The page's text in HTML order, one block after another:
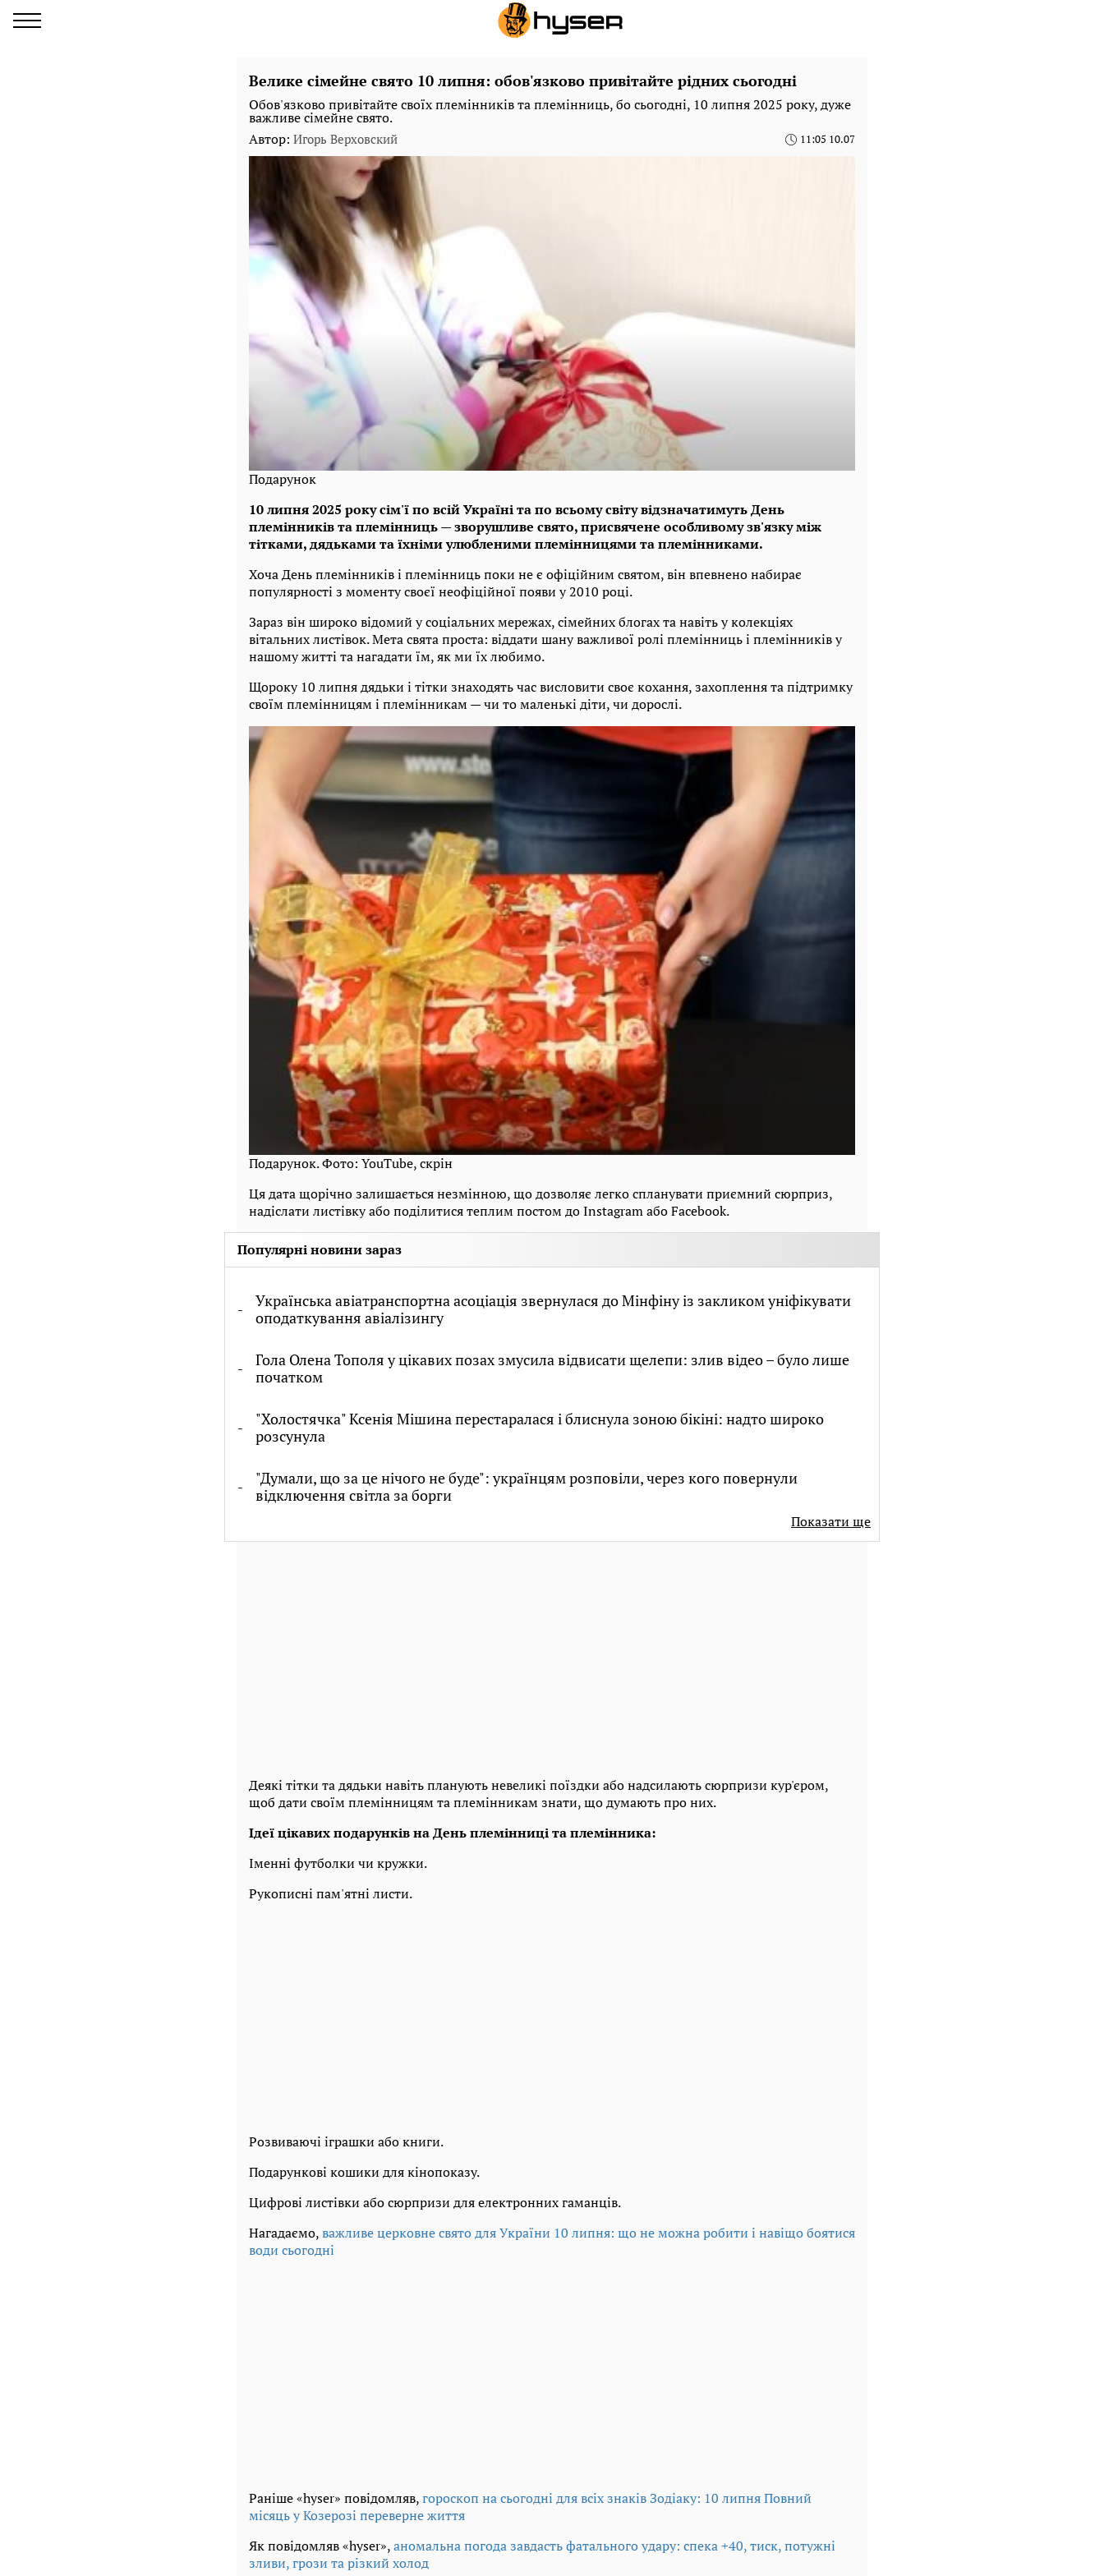
Велике сімейне свято 10 липня: обов'язково привітайте рідних сьогодні
Обов'язково привітайте своїх племінників та племінниць, бо сьогодні, 10 липня 2025 року, дуже
важливе сімейне свято.
Автор: Игорь Верховский 11:05 10.07
Подарунок
10 липня 2025 року сім'ї по всій Україні та по всьому світу відзначатимуть День
племінників та племінниць — зворушливе свято, присвячене особливому зв'язку між
тітками, дядьками та їхніми улюбленими племінницями та племінниками.
Хоча День племінників і племінниць поки не є офіційним святом, він впевнено набирає
популярності з моменту своєї неофіційної появи у 2010 році.
Зараз він широко відомий у соціальних мережах, сімейних блогах та навіть у колекціях
вітальних листівок. Мета свята проста: віддати шану важливої ​​ролі племінниць і племінників у
нашому житті та нагадати їм, як ми їх любимо.
Щороку 10 липня дядьки і тітки знаходять час висловити своє кохання, захоплення та підтримку
своїм племінницям і племінникам — чи то маленькі діти, чи дорослі.
Подарунок. Фото: YouTube, скрін
Ця дата щорічно залишається незмінною, що дозволяє легко спланувати приємний сюрприз,
надіслати листівку або поділитися теплим постом до Instagram або Facebook.
Популярні новини зараз
Українська авіатранспортна асоціація звернулася до Мінфіну із закликом уніфікувати
оподаткування авіалізингу
Гола Олена Тополя у цікавих позах змусила відвисати щелепи: злив відео – було лише
початком
"Холостячка" Ксенія Мішина перестаралася і блиснула зоною бікіні: надто широко
розсунула
"Думали, що за це нічого не буде": українцям розповіли, через кого повернули
відключення світла за борги
Показати ще
Деякі тітки та дядьки навіть планують невеликі поїздки або надсилають сюрпризи кур'єром,
щоб дати своїм племінницям та племінникам знати, що думають про них.
Ідеї ​​цікавих подарунків на День племінниці та племінника:
Іменні футболки чи кружки.
Рукописні пам'ятні листи.
Розвиваючі іграшки або книги.
Подарункові кошики для кінопоказу.
Цифрові листівки або сюрпризи для електронних гаманців.
Нагадаємо,важливе церковне свято для України 10 липня: що не можна робити і навіщо боятися
води сьогодні
Раніше «hyser» повідомляв,гороскоп на сьогодні для всіх знаків Зодіаку: 10 липня Повний
місяць у Козерозі переверне життя
Як повідомляв «hyser»,аномальна погода завдасть фатального удару: спека +40, тиск, потужні
зливи, грози та різкий холод